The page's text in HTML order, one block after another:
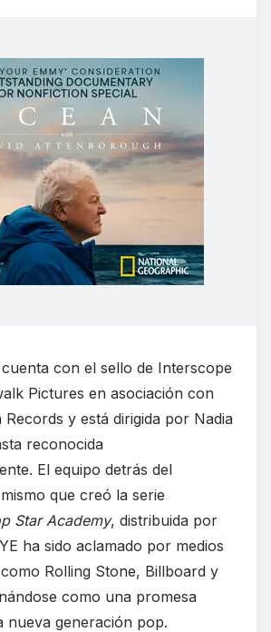
con el sello de Interscope
Pictures en asociación con
Records y está dirigida por Nadia
reconocida
El equipo detrás del
que creó la serie
Star Academy, distribuida por
ha sido aclamado por medios
Rolling Stone, Billboard y
como una promesa
nueva generación pop.